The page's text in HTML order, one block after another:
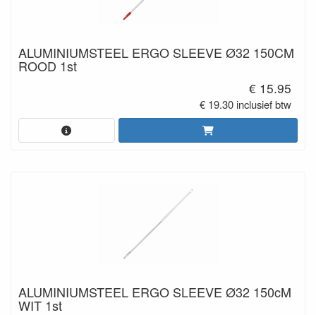
ALUMINIUMSTEEL ERGO SLEEVE Ø32 150CM
ROOD 1st
€ 15.95
€ 19.30 inclusief btw
ALUMINIUMSTEEL ERGO SLEEVE Ø32 150cM
WIT 1st